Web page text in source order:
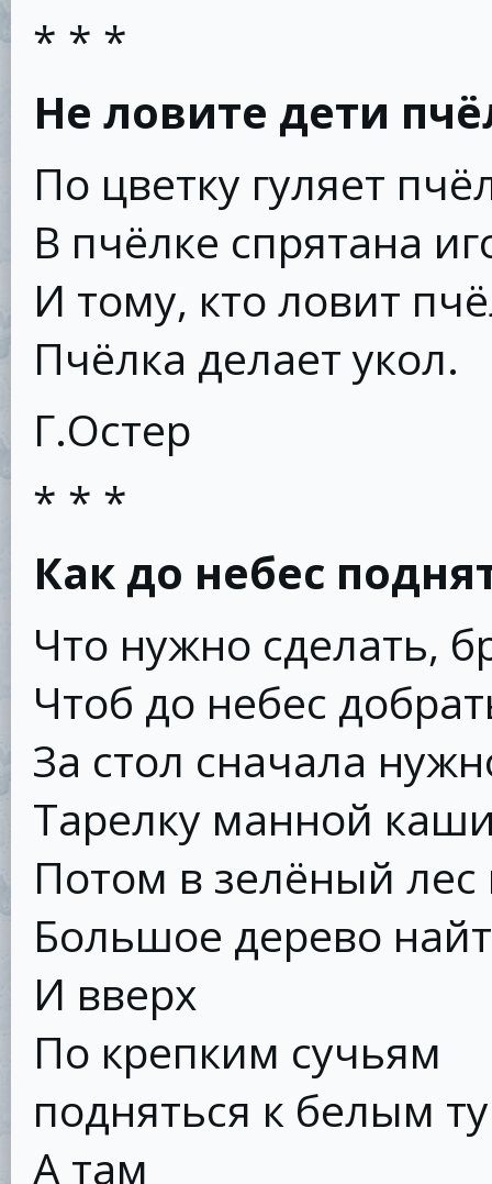
* * *
Не ловите дети
По цветку гуляет
В пчёлке спрятана
И тому, кто ловит
Пчёлка делает укол.
Г.Остер
* * *
Как до небес
Что нужно сделать,
Чтоб до небес
За стол сначала
Тарелку манной
Потом в зелёный лес
Большое дерево
И вверх
По крепким сучьям
подняться к белым
А там